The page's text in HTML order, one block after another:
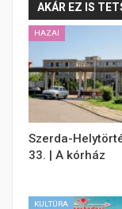
AKÁR EZ IS
HAZAI
Szerda-
33. | A kórház
KULTÚRA